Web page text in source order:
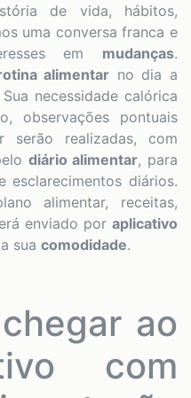
de vida, hábitos,
uma conversa franca e
em mudanças.
alimentar no dia a
necessidade calórica
observações pontuais
serão realizadas, com
diário alimentar, para
esclarecimentos diários.
alimentar, receitas,
enviado por aplicativo
sua comodidade.
ao
com